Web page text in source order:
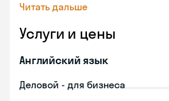
Читать дальше
Услуги и цены
Английский язык
Деловой - для бизнеса